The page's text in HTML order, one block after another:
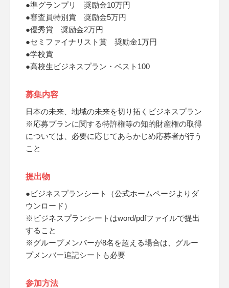
●準グランプリ 奨励金10万円
●審査員特別賞 奨励金5万円
●優秀賞 奨励金2万円
●セミファイナリスト賞 奨励金1万円
●学校賞
●高校生ビジネスプラン・ベスト100
募集内容
日本の未来、地域の未来を切り拓くビジネスプラン
※応募プランに関する特許権等の知的財産権の取得
については、必要に応じてあらかじめ応募者が行う
こと
提出物
●ビジネスプランシート（公式ホームページよりダ
ウンロード）
※ビジネスプランシートはword/pdfファイルで提出
すること
※グループメンバーが8名を超える場合は、グルー
プメンバー追記シートも必要
参加方法